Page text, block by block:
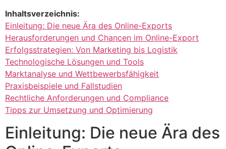
Inhaltsverzeichnis:
Einleitung: Die neue Ära des Online-Exports
Herausforderungen und Chancen im Online-Export
Erfolgsstrategien: Von Marketing bis Logistik
Technologische Lösungen und Tools
Marktanalyse und Wettbewerbsfähigkeit
Praxisbeispiele und Fallstudien
Rechtliche Anforderungen und Compliance
Tipps zur Umsetzung und Optimierung
Einleitung: Die neue Ära des